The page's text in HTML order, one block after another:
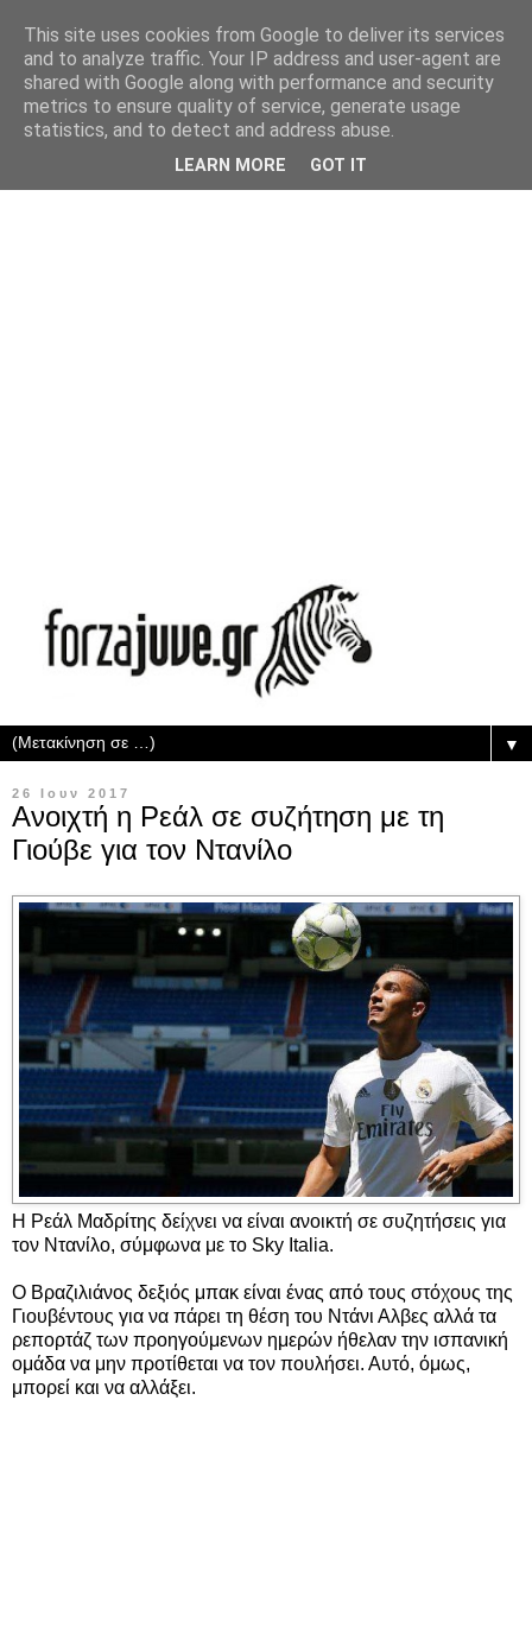
▼
26 Ιουν 2017
Ανοιχτή η Ρεάλ σε συζήτηση με τη
Γιούβε για τον Ντανίλο
Η Ρεάλ Μαδρίτης δείχνει να είναι ανοικτή σε συζητήσεις για
τον Ντανίλο, σύμφωνα με το Sky Italia.
Ο Βραζιλιάνος δεξιός μπακ είναι ένας από τους στόχους της
Γιουβέντους για να πάρει τη θέση του Ντάνι Αλβες αλλά τα
ρεπορτάζ των προηγούμενων ημερών ήθελαν την ισπανική
ομάδα να μην προτίθεται να τον πουλήσει. Αυτό, όμως,
μπορεί και να αλλάξει.
This site uses cookies from Google to deliver its services
and to analyze traffic. Your IP address and user-agent are
shared with Google along with performance and security
metrics to ensure quality of service, generate usage
statistics, and to detect and address abuse.
LEARN MORE GOT IT